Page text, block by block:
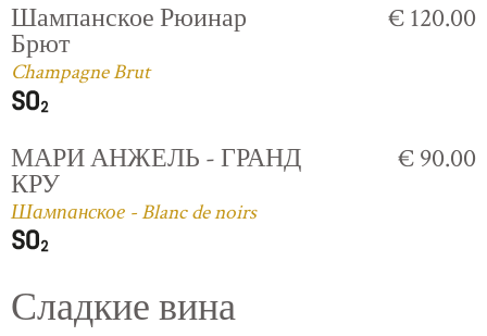
Шампанское Рюинар
Брют
Champagne Brut
€ 120.00
МАРИ АНЖЕЛЬ - ГРАНД
КРУ
Шампанское - Blanc de noirs
€ 90.00
Сладкие вина